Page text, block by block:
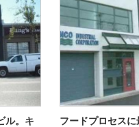
ル。キ
フードプロセス